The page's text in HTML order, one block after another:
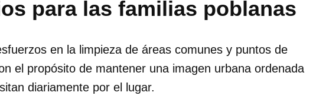
para las familias poblanas
en la limpieza de áreas comunes y puntos de
el propósito de mantener una imagen urbana ordenada
diariamente por el lugar.